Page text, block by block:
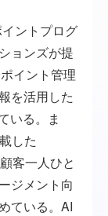
ントプログ
ョンズが提
イント管理
を活用した
いる。ま
した
客一人ひと
ジメント向
ている。AI